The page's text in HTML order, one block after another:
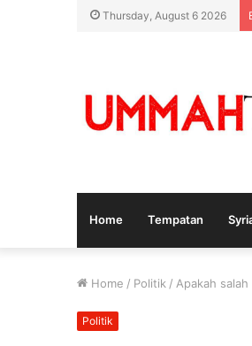
Thursday, August 6 2026
Home Tempatan
Home / Politik / Apakah
Politik